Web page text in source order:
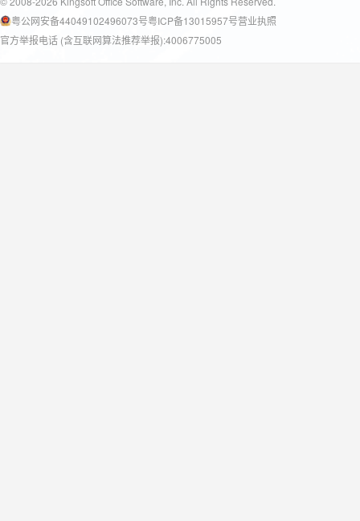
粤公网安备44049102496073号粤ICP备13015957号营业执照
官方举报电话 (含互联网算法推荐举报):4006775005